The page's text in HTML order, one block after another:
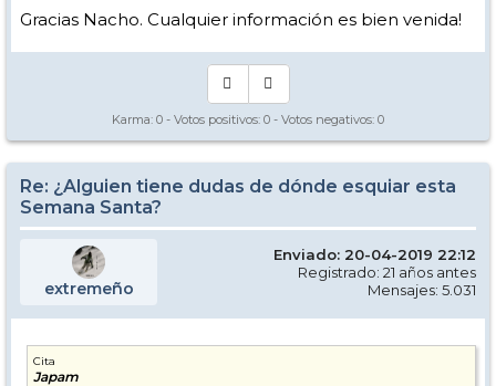
Gracias Nacho. Cualquier información es bien venida!
Karma: 0 - Votos positivos: 0 - Votos negativos: 0
Re: ¿Alguien tiene dudas de dónde esquiar esta
Semana Santa?
extremeño
Enviado: 20-04-2019 22:12
Registrado: 21 años antes
Mensajes: 5.031
Cita
Japam